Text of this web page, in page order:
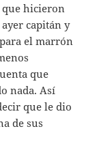
hicieron
capitán y
el marrón
que
nada. Así
que le dio
de sus